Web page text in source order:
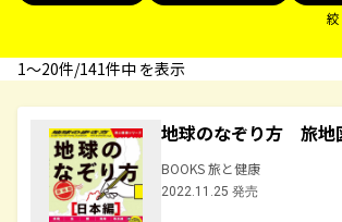
1〜20件/141件中 を表示
地球のなぞり方 旅
BOOKS 旅と健康
2022.11.25 発売